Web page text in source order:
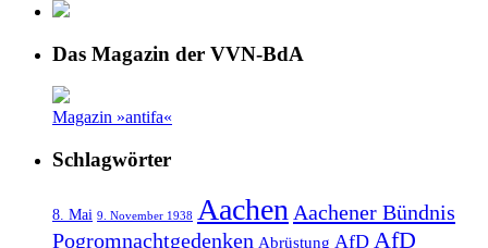
Das Magazin der VVN-BdA
Magazin »antifa«
Schlagwörter
8. Mai 9. November 1938 Aachen Aachener Bündnis
Pogromnachtgedenken Abrüstung AfD AfD